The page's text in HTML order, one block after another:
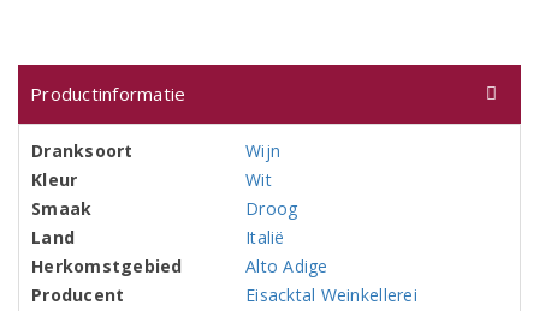
Productinformatie
Dranksoort
Wijn
Kleur
Wit
Smaak
Droog
Land
Italië
Herkomstgebied
Alto Adige
Producent
Eisacktal Weinkellerei